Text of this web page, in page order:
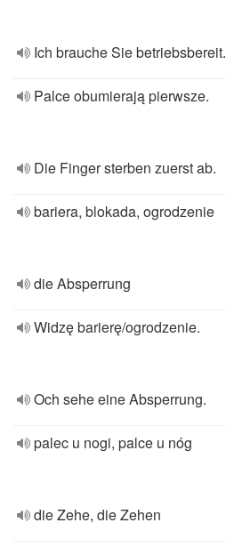
Ich brauche Sie betriebsbereit.
Palce obumierają pierwsze.
Die Finger sterben zuerst ab.
bariera, blokada, ogrodzenie
die Absperrung
Widzę barierę/ogrodzenie.
Och sehe eine Absperrung.
palec u nogi, palce u nóg
die Zehe, die Zehen